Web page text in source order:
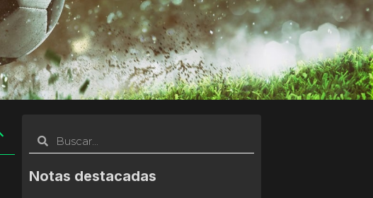
Notas destacadas